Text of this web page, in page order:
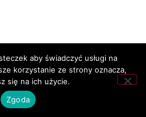
aby świadczyć usługi na
korzystanie ze strony oznacza,
się na ich użycie.
Zgoda